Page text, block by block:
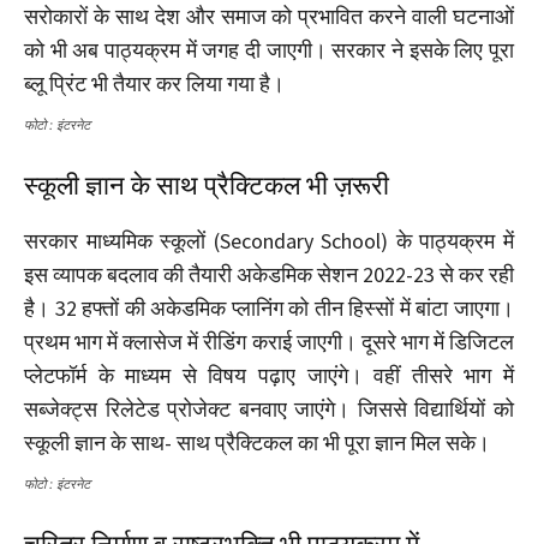
सरोकारों के साथ देश और समाज को प्रभावित करने वाली घटनाओं
को भी अब पाठ्यक्रम में जगह दी जाएगी। सरकार ने इसके लिए पूरा
ब्लू प्रिंट भी तैयार कर लिया गया है।
फोटो : इंटरनेट
स्कूली ज्ञान के साथ प्रैक्टिकल भी ज़रूरी
सरकार माध्यमिक स्कूलों (Secondary School) के पाठ्यक्रम में
इस व्यापक बदलाव की तैयारी अकेडमिक सेशन 2022-23 से कर रही
है। 32 हफ्तों की अकेडमिक प्लानिंग को तीन हिस्सों में बांटा जाएगा।
प्रथम भाग में क्लासेज में रीडिंग कराई जाएगी। दूसरे भाग में डिजिटल
प्लेटफॉर्म के माध्यम से विषय पढ़ाए जाएंगे। वहीं तीसरे भाग में
सब्जेक्ट्स रिलेटेड प्रोजेक्ट बनवाए जाएंगे। जिससे विद्यार्थियों को
स्कूली ज्ञान के साथ- साथ प्रैक्टिकल का भी पूरा ज्ञान मिल सके।
फोटो : इंटरनेट